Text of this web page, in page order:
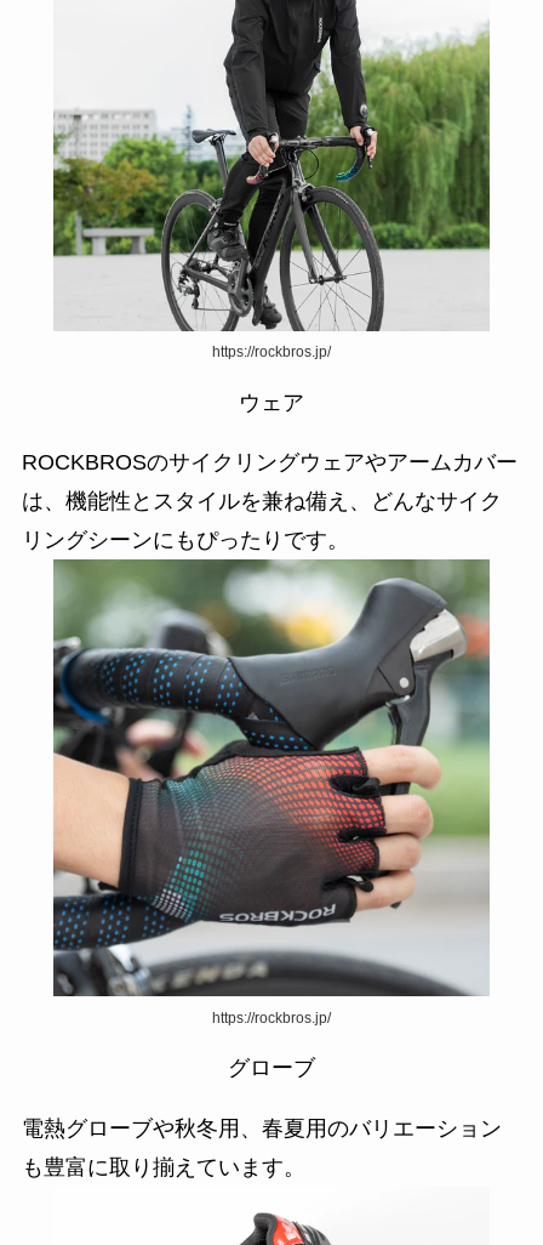
https://rockbros.jp/
ウェア
ROCKBROSのサイクリングウェアやアームカバー
は、機能性とスタイルを兼ね備え、どんなサイク
リングシーンにもぴったりです。
https://rockbros.jp/
グローブ
電熱グローブや秋冬用、春夏用のバリエーション
も豊富に取り揃えています。